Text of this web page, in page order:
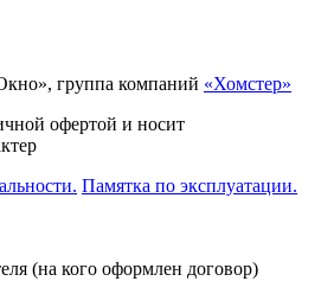
группа компаний «Хомстер»
офертой и носит
Памятка по эксплуатации.
(на кого оформлен договор)